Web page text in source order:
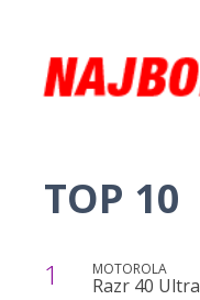
TOP 10
1 MOTOROLA
Razr 40 Ultra